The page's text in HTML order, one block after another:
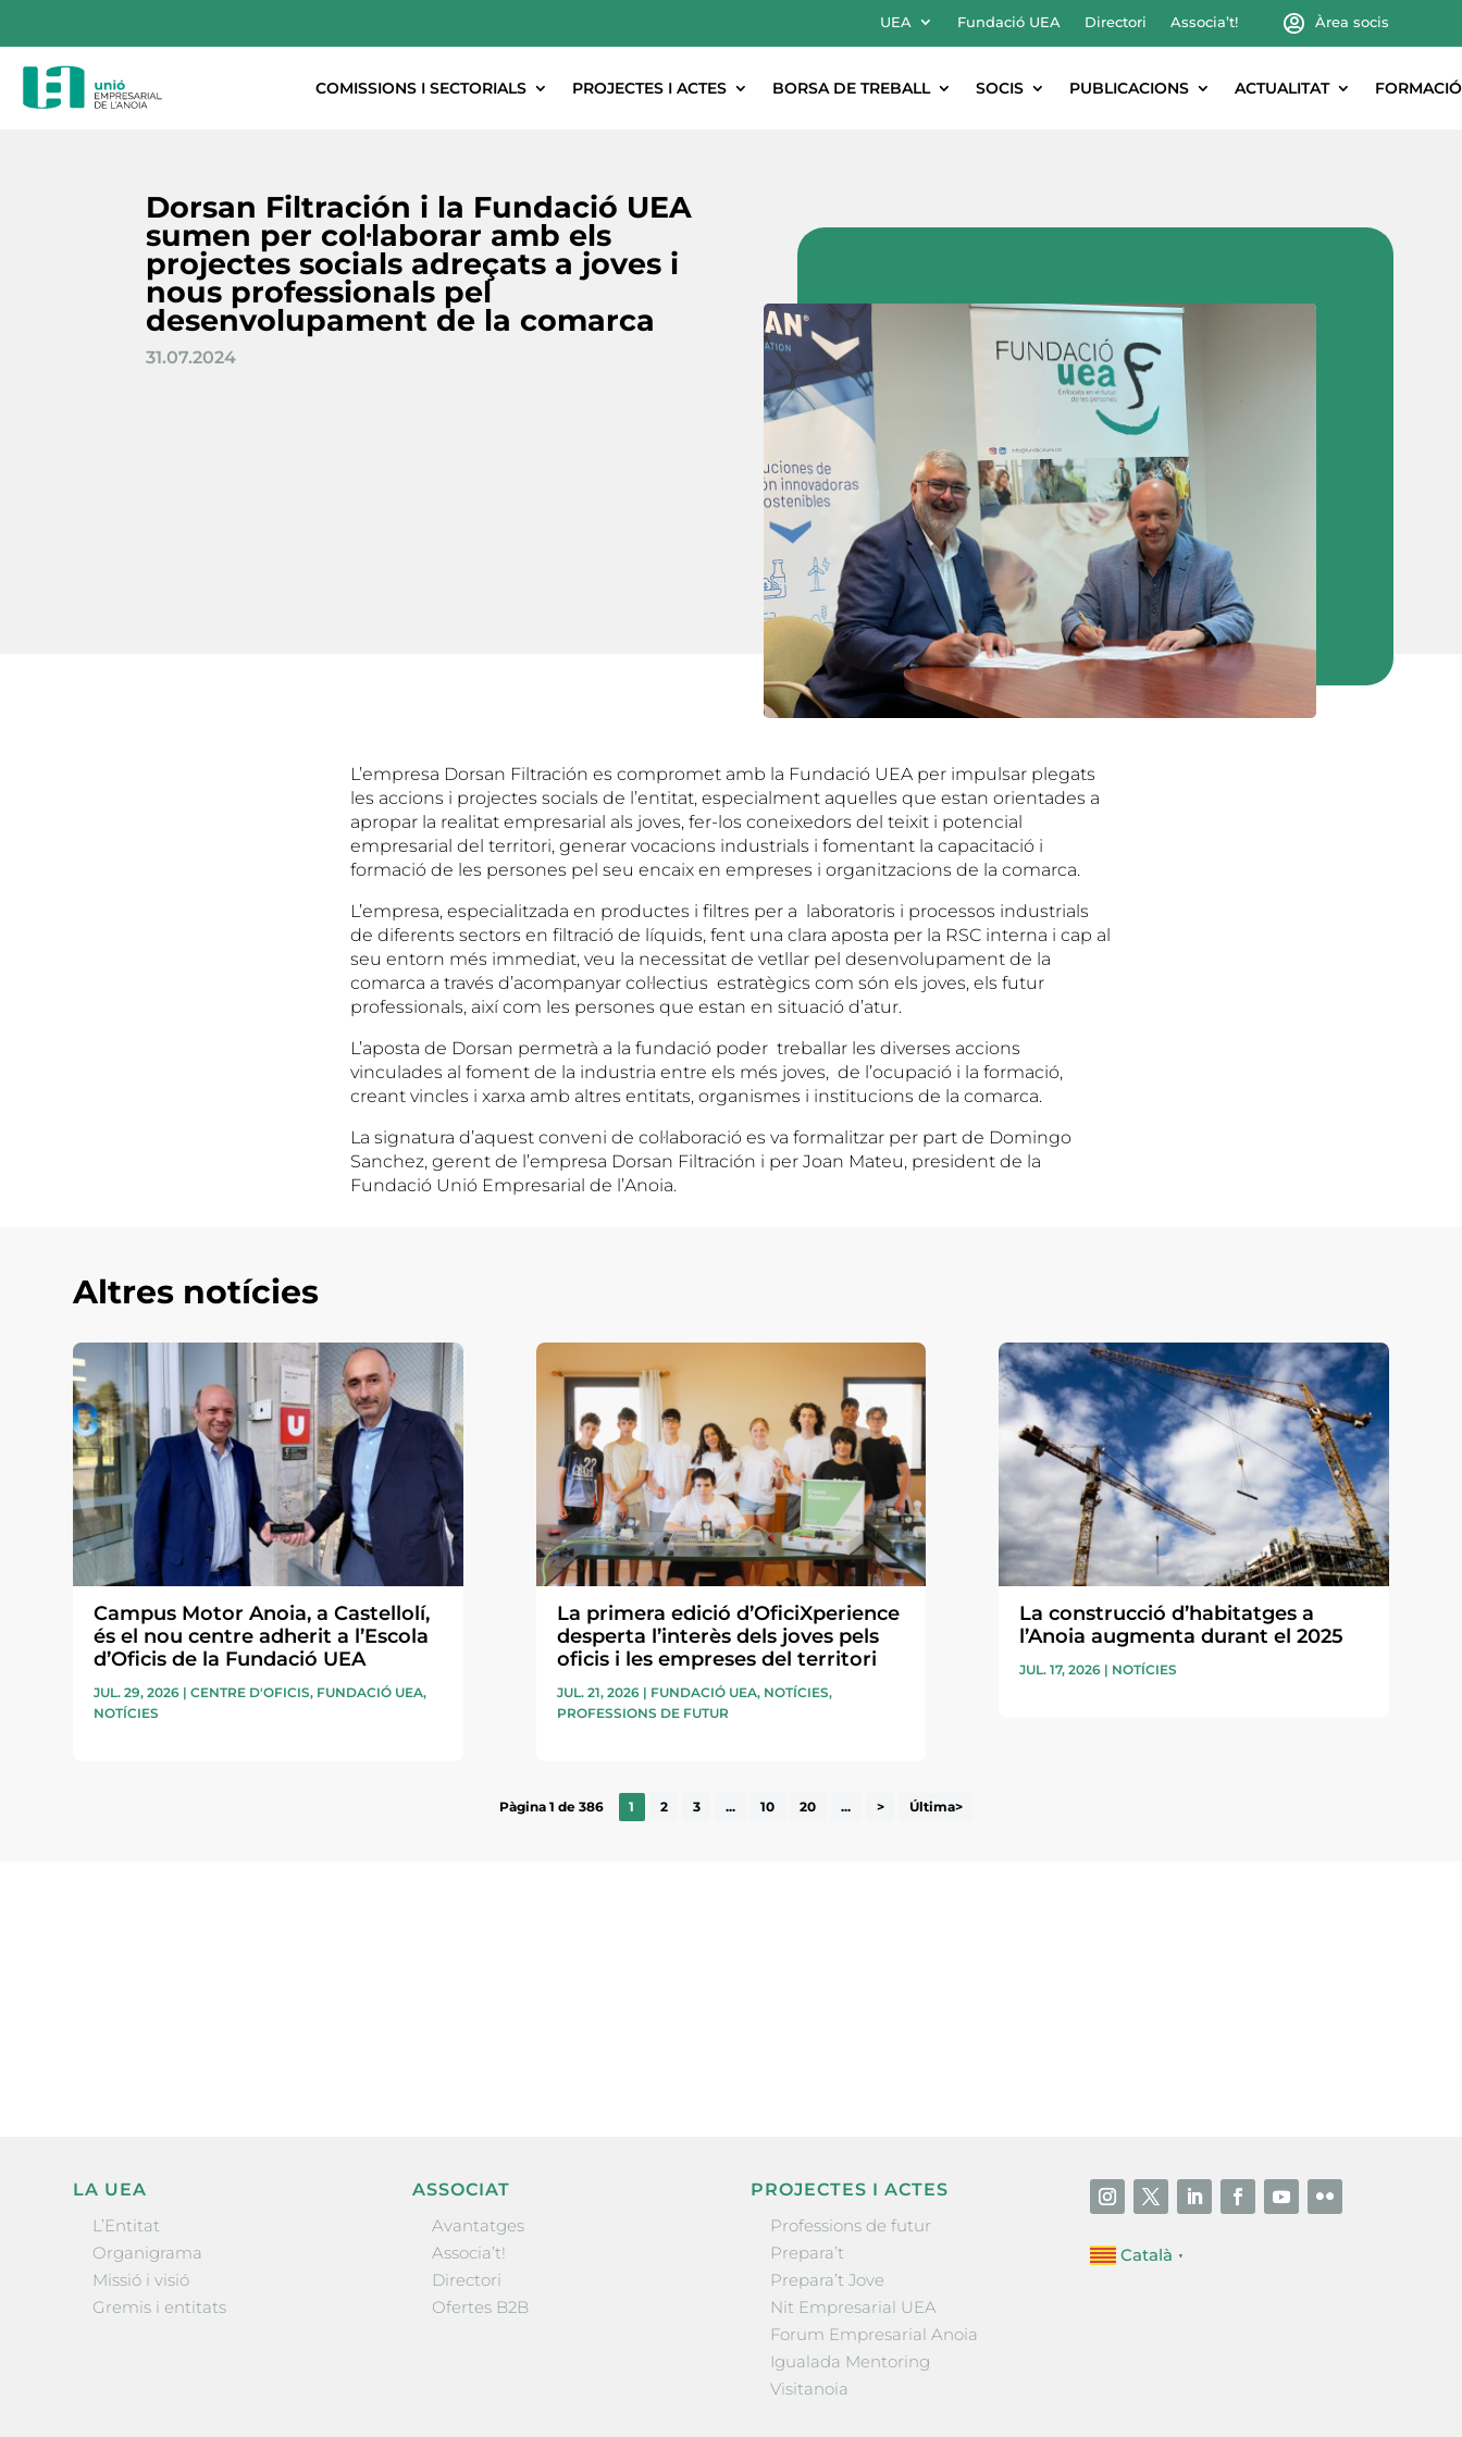
UEA Fundació UEA Directori Associa’t! Àrea socis
COMISSIONS I SECTORIALS PROJECTES I ACTES BORSA DE TREBALL SOCIS PUBLICACIONS ACTUALITAT FORMACIÓ
Dorsan Filtración i la Fundació UEA
sumen per col·laborar amb els
projectes socials adreçats a joves i
nous professionals pel
desenvolupament de la comarca
31.07.2024
L’empresa Dorsan Filtración es compromet amb la Fundació UEA per impulsar plegats
les accions i projectes socials de l’entitat, especialment aquelles que estan orientades a
apropar la realitat empresarial als joves, fer-los coneixedors del teixit i potencial
empresarial del territori, generar vocacions industrials i fomentant la capacitació i
formació de les persones pel seu encaix en empreses i organitzacions de la comarca.
L’empresa, especialitzada en productes i filtres per a laboratoris i processos industrials
de diferents sectors en filtració de líquids, fent una clara aposta per la RSC interna i cap al
seu entorn més immediat, veu la necessitat de vetllar pel desenvolupament de la
comarca a través d’acompanyar col·lectius estratègics com són els joves, els futur
professionals, així com les persones que estan en situació d’atur.
L’aposta de Dorsan permetrà a la fundació poder treballar les diverses accions
vinculades al foment de la industria entre els més joves, de l’ocupació i la formació,
creant vincles i xarxa amb altres entitats, organismes i institucions de la comarca.
La signatura d’aquest conveni de col·laboració es va formalitzar per part de Domingo
Sanchez, gerent de l’empresa Dorsan Filtración i per Joan Mateu, president de la
Fundació Unió Empresarial de l’Anoia.
Altres notícies
Campus Motor Anoia, a Castellolí,
és el nou centre adherit a l’Escola
d’Oficis de la Fundació UEA
JUL. 29, 2026 |CENTRE D'OFICIS, FUNDACIÓ UEA,
NOTÍCIES
La primera edició d’OficiXperience
desperta l’interès dels joves pels
oficis i les empreses del territori
JUL. 21, 2026| FUNDACIÓ UEA, NOTÍCIES,
PROFESSIONS DE FUTUR
La construcció d’habitatges a
l’Anoia augmenta durant el 2025
JUL. 17, 2026| NOTÍCIES
Pàgina 1 de 386 1 2 3 ... 10 20 ... > Última>
LA UEA
L’Entitat
Organigrama
Missió i visió
Gremis i entitats
ASSOCIAT
Avantatges
Associa’t!
Directori
Ofertes B2B
PROJECTES I ACTES
Professions de futur
Prepara’t
Prepara’t Jove
Nit Empresarial UEA
Forum Empresarial Anoia
Igualada Mentoring
Visitanoia
Català ▼